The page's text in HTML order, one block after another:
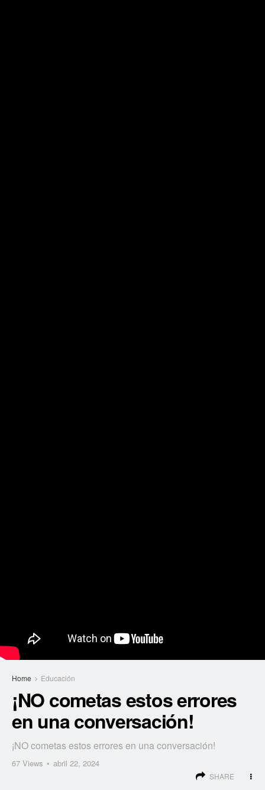
Home Educación
¡NO cometas estos errores
en una conversación!
¡NO cometas estos errores en una conversación!
67 Views abril 22, 2024
SHARE